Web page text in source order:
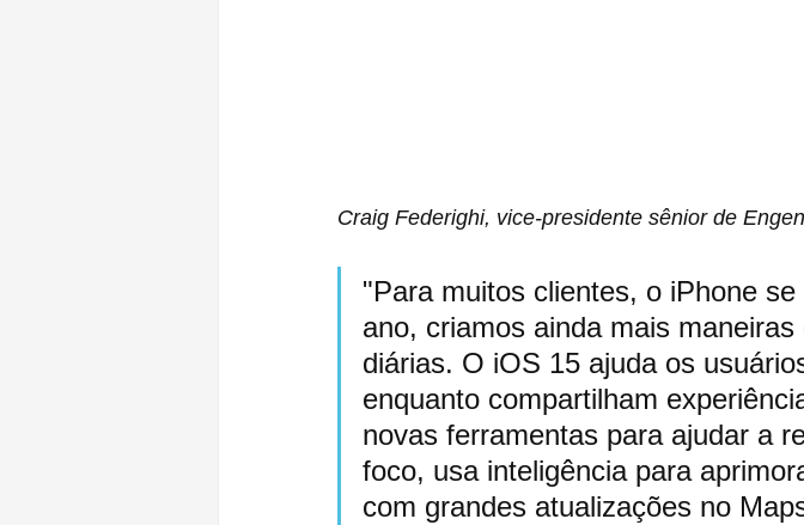
Craig Federighi, vice-presidente sênior de
"Para muitos clientes, o iPhone
ano, criamos ainda mais
diárias. O iOS 15 ajuda os
enquanto compartilham
novas ferramentas para ajudar a
foco, usa inteligência para
com grandes atualizações no